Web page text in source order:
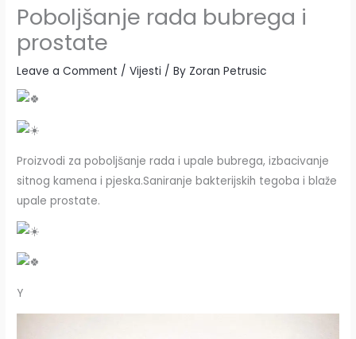
Poboljšanje rada bubrega i
prostate
Leave a Comment /Vijesti / By Zoran Petrusic
Proizvodi za poboljšanje rada i upale bubrega, izbacivanje
sitnog kamena i pjeska.Saniranje bakterijskih tegoba i blaže
upale prostate.
Y